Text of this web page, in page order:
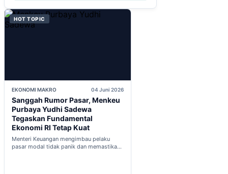
HOT TOPIC
EKONOMI MAKRO 04 Juni 2026
Sanggah Rumor Pasar, Menkeu
Purbaya Yudhi Sadewa
Tegaskan Fundamental
Ekonomi RI Tetap Kuat
Menteri Keuangan mengimbau pelaku
pasar modal tidak panik dan memastikan